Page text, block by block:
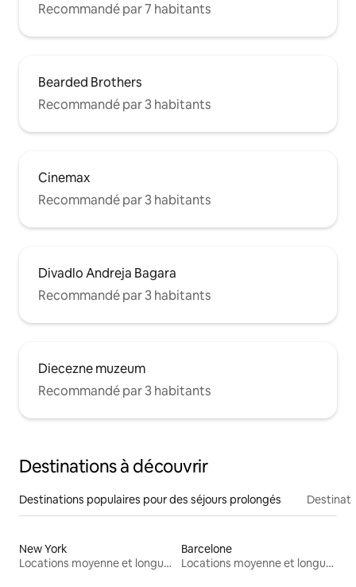
Recommandé par 7 habitants
Bearded Brothers
Recommandé par 3 habitants
Cinemax
Recommandé par 3 habitants
Divadlo Andreja Bagara
Recommandé par 3 habitants
Diecezne muzeum
Recommandé par 3 habitants
Destinations à découvrir
Destinations populaires pour des séjours prolongés
New York
Locations moyenne et longue durée
Barcelone
Locations moyenne et longue durée